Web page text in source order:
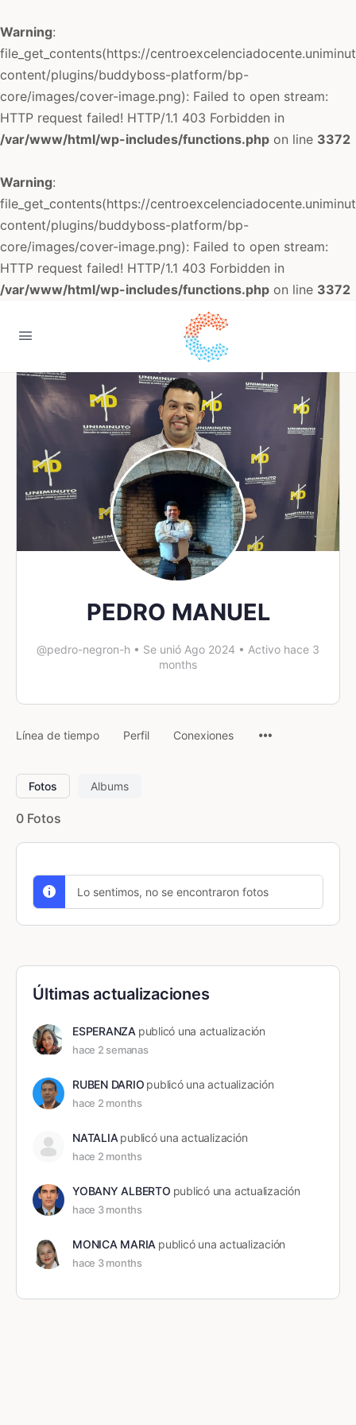
Warning:
file_get_contents(https://
content/plugins/buddyboss-platform/bp-
core/images/cover-image.png): Failed to open stream:
HTTP request failed! HTTP/1.1 403 Forbidden in
/var/www/html/wp-includes/functions.php on line 3372
Warning:
file_get_contents(https://
content/plugins/buddyboss-platform/bp-
core/images/cover-image.png): Failed to open stream:
HTTP request failed! HTTP/1.1 403 Forbidden in
/var/www/html/wp-includes/functions.php on line 3372
PEDRO MANUEL
@pedro-negron-h • Se unió Ago 2024 • Activo hace 3
months
Línea de tiempo Perfil Conexiones
Fotos Albums
0 Fotos
Lo sentimos, no se encontraron fotos
Últimas actualizaciones
ESPERANZA publicó una actualización
hace 2 semanas
RUBEN DARIO publicó una actualización
hace 2 months
NATALIA publicó una actualización
hace 2 months
YOBANY ALBERTO publicó una actualización
hace 3 months
MONICA MARIA publicó una actualización
hace 3 months